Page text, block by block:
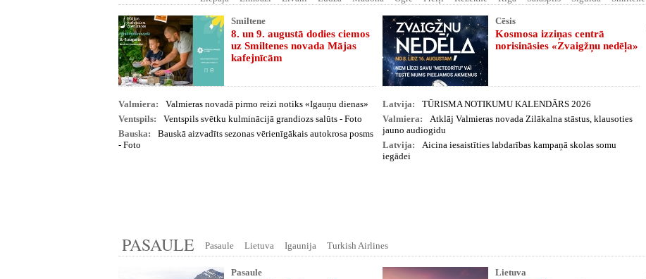
Smiltene
8. un 9. augustā dodies ciemos
uz Smiltenes novada Mājas
kafejnīcām
Valmiera:
Valmieras novadā pirmo reizi notiks «Igauņu dienas»
Ventspils:
Ventspils svētku kulminācijā grandiozs salūts - Foto
Bauska:
Bauskā aizvadīts sezonas vērienīgākais autokrosa posms
- Foto
Cēsis
Kosmosa izziņas centrā
norisināsies «Zvaigžņu nedēļa»
Latvija:
TŪRISMA NOTIKUMU KALENDĀRS 2026
Valmiera:
Atklāj Valmieras novada Zilākalna stāstus, klausoties
jauno audiogidu
Latvija:
Aicina iesaistīties labdarības kampaņā skolas somu
iegādei
PASAULE Pasaule Lietuva Igaunija Turkish Airlines
Pasaule Lietuva